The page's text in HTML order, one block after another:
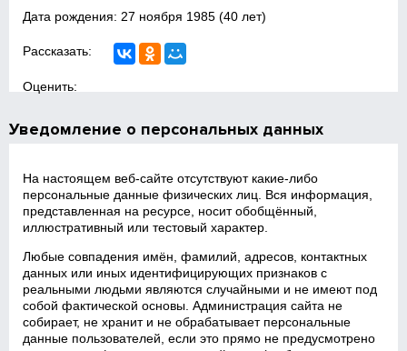
Дата рождения: 27 ноября 1985 (40 лет)
Рассказать:
Оценить:
Уведомление о персональных данных
На настоящем веб‑сайте отсутствуют какие‑либо
персональные данные физических лиц. Вся информация,
представленная на ресурсе, носит обобщённый,
иллюстративный или тестовый характер.
Любые совпадения имён, фамилий, адресов, контактных
данных или иных идентифицирующих признаков с
реальными людьми являются случайными и не имеют под
собой фактической основы. Администрация сайта не
собирает, не хранит и не обрабатывает персональные
данные пользователей, если это прямо не предусмотрено